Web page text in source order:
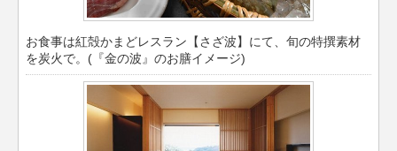
お食事は紅殻かまどレスラン【さざ波】にて、旬の特撰素材
を炭火で。(『金の波』のお膳イメージ)